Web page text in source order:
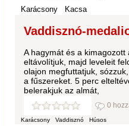
Karácsony
Kacsa
Vaddisznó-
A hagymát és a
eltávolítjuk, majd leveleit
olajon megfuttatjuk,
a fűszereket. 5 perc
belerakjuk az almát,
0
Karácsony Vaddisznó Húsos